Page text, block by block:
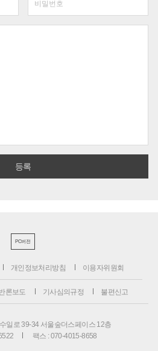
PC버전
개인정보처리방침 이용자위원회
론보도 기사심의규정 불편신고
일로 39-34 서울숲더스페이스 12층
팩스 : 070-4015-8658